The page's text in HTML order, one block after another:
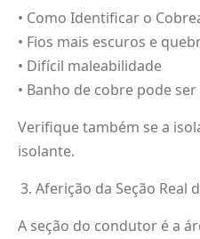
• Como Identificar o
• Fios mais escuros e
• Difícil maleabilidade
• Banho de cobre pode
Verifique também se a
isolante.
Aferição da Seção Real
A seção do condutor é a